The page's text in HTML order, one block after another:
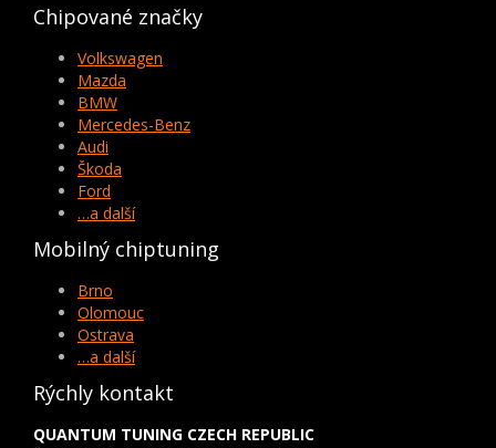
Chipované značky
Volkswagen
Mazda
BMW
Mercedes-Benz
Audi
Škoda
Ford
…a další
Mobilný chiptuning
Brno
Olomouc
Ostrava
…a další
Rýchly kontakt
QUANTUM TUNING CZECH REPUBLIC